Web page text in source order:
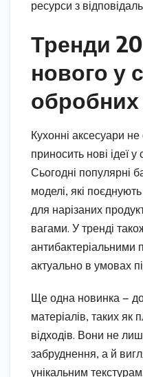
ресурси з
Тренди
нового у
Кухонні аксесуари не
приносить нові ідеї
Сьогодні популярні
моделі, які
для нарізаних
вагами. У тренді
антибактеріальними
актуально в умовах
Ще одна новинка —
матеріалів, таких як
відходів. Вони не
забруднення, а й
унікальним